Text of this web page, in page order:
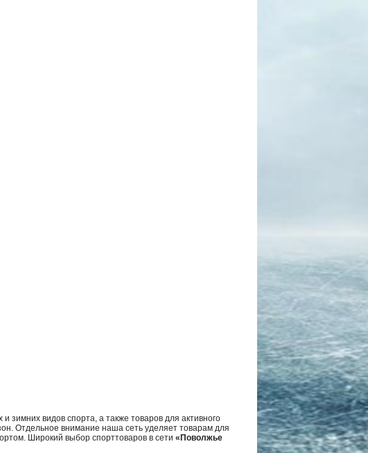
зимних видов спорта, а также товаров для активного
Отдельное внимание наша сеть уделяет товарам для
Широкий выбор спорттоваров в сети «Поволжье